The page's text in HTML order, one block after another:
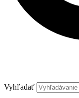
Vyhľadať